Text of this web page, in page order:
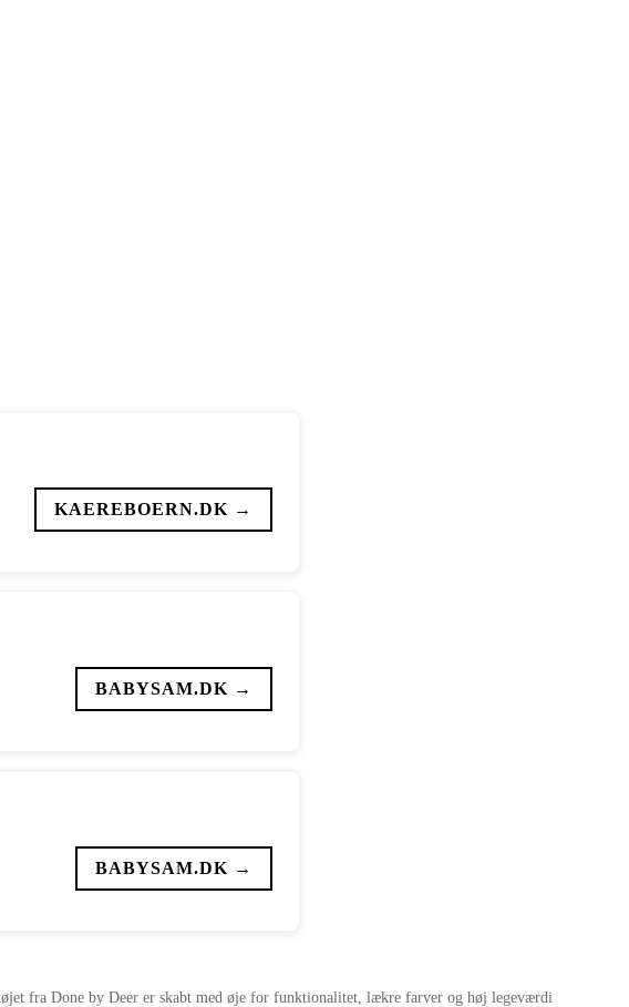
KAEREBOERN.DK →
BABYSAM.DK →
BABYSAM.DK →
fra Done by Deer er skabt med øje for funktionalitet, lækre farver og høj legeværdi